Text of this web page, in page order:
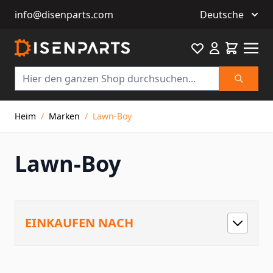
info@disenparts.com Deutsche
Suche
Favourite
Heim / Marken / Lawn-Boy
Lawn-Boy
EINKAUFEN NACH